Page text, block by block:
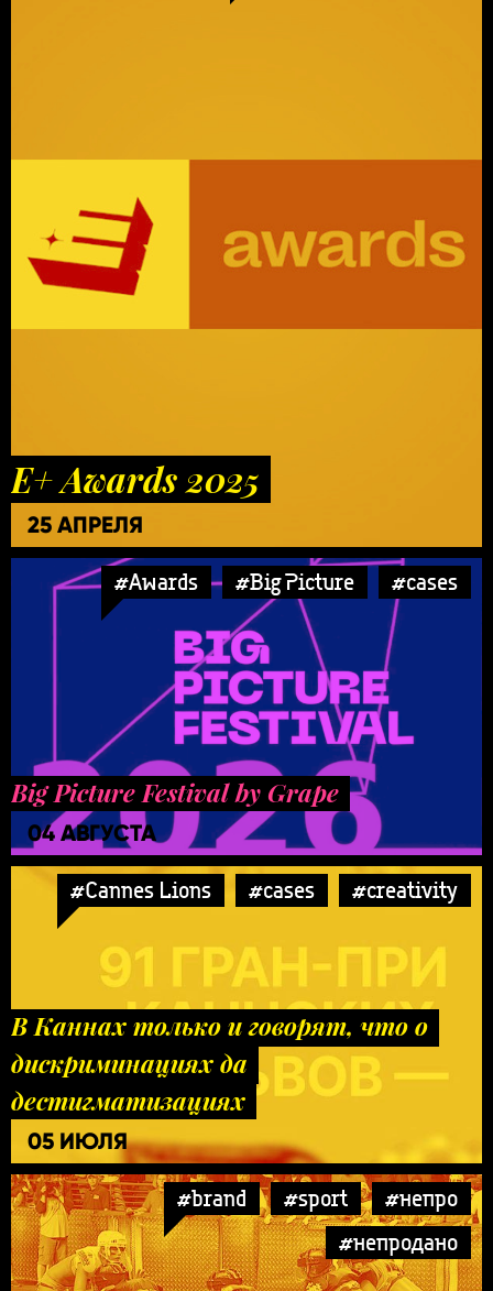
E+ Awards 2025
25 АПРЕЛЯ
#Awards #Big Picture #cases
Big Picture Festival by Grape
04 АВГУСТА
#Cannes Lions #cases #creativity
В Каннах только и говорят, что о
дискриминациях да
дестигматизациях
05 ИЮЛЯ
#brand #sport
#непро
#непродано